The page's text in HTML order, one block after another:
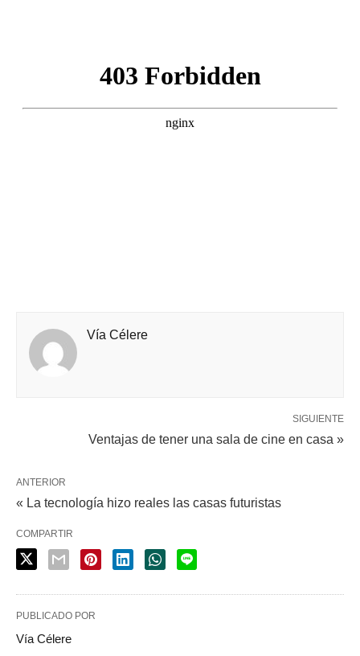
Vía Célere
SIGUIENTE
Ventajas de tener una sala de cine en casa »
ANTERIOR
« La tecnología hizo reales las casas futuristas
COMPARTIR
PUBLICADO POR
Vía Célere